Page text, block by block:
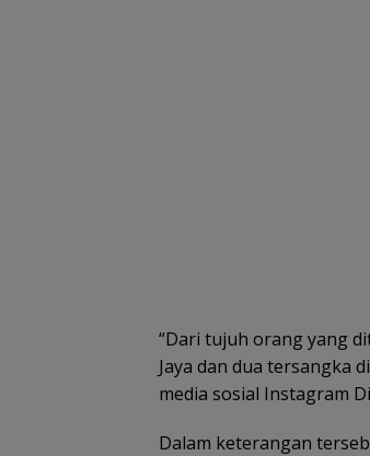
“Dari tujuh orang yang
Jaya dan dua tersangka
media sosial Instagram
Dalam keterangan